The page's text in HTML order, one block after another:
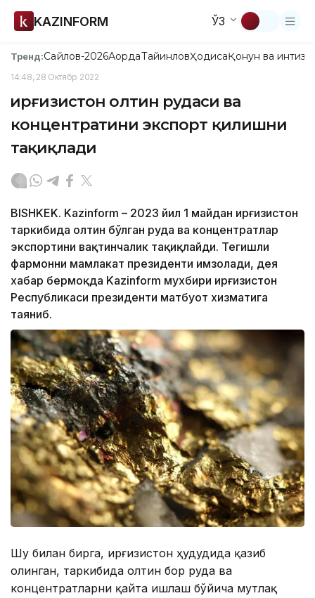
KAZINFORM ЎЗ
Тренд:Сайлов-2026АқордаТайинловҲодисаҚонун ва
14:48, 28 Октябр 2022
Қирғизистон олтин рудаси ва
концентратини экспорт қилишни
тақиқлади
BISHKEK. Kazinform – 2023 йил 1 майдан Қирғизистон
таркибида олтин бўлган руда ва концентратлар
экспортини вақтинчалик тақиқлайди. Тегишли
фармонни мамлакат президенти имзолади, дея
хабар бермоқда Kazinform мухбири Қирғизистон
Республикаси президенти матбуот хизматига
таяниб.
Шу билан бирга, Қирғизистон ҳудудида қазиб
олинган, таркибида олтин бор руда ва
концентратларни қайта ишлаш бўйича мутлақ